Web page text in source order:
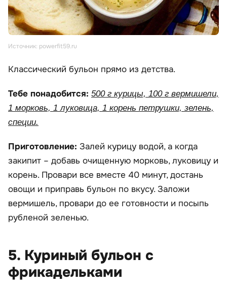
Источник: powerfit59.ru
Классический бульон прямо из детства.
Тебе понадобится: 500 г курицы, 100 г вермишели,
1 морковь, 1 луковица, 1 корень петрушки, зелень,
специи.
Приготовление: Залей курицу водой, а когда
закипит – добавь очищенную морковь, луковицу и
корень. Провари все вместе 40 минут, достань
овощи и приправь бульон по вкусу. Заложи
вермишель, провари до ее готовности и посыпь
рубленой зеленью.
5. Куриный бульон с
фрикадельками